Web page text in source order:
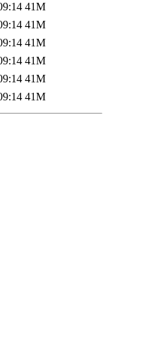
41M
41M
41M
41M
41M
41M